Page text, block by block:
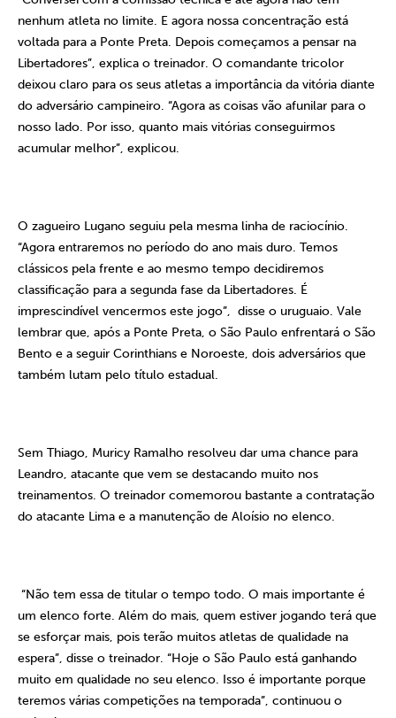
nenhum atleta no limite. E agora nossa concentração está
voltada para a Ponte Preta. Depois começamos a pensar na
Libertadores”, explica o treinador. O comandante tricolor
deixou claro para os seus atletas a importância da vitória diante
do adversário campineiro. “Agora as coisas vão afunilar para o
nosso lado. Por isso, quanto mais vitórias conseguirmos
acumular melhor”, explicou.
O zagueiro Lugano seguiu pela mesma linha de raciocínio.
“Agora entraremos no período do ano mais duro. Temos
clássicos pela frente e ao mesmo tempo decidiremos
classificação para a segunda fase da Libertadores. É
imprescindível vencermos este jogo”, disse o uruguaio. Vale
lembrar que, após a Ponte Preta, o São Paulo enfrentará o São
Bento e a seguir Corinthians e Noroeste, dois adversários que
também lutam pelo título estadual.
Sem Thiago, Muricy Ramalho resolveu dar uma chance para
Leandro, atacante que vem se destacando muito nos
treinamentos. O treinador comemorou bastante a contratação
do atacante Lima e a manutenção de Aloísio no elenco.
“Não tem essa de titular o tempo todo. O mais importante é
um elenco forte. Além do mais, quem estiver jogando terá que
se esforçar mais, pois terão muitos atletas de qualidade na
espera”, disse o treinador. “Hoje o São Paulo está ganhando
muito em qualidade no seu elenco. Isso é importante porque
teremos várias competições na temporada”, continuou o